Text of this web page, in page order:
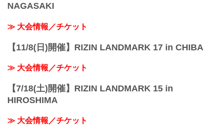
NAGASAKI
≫ 大会情報／チケット
【11/8(日)開催】RIZIN LANDMARK 17 in CHIBA
≫ 大会情報／チケット
【7/18(土)開催】RIZIN LANDMARK 15 in
HIROSHIMA
≫ 大会情報／チケット